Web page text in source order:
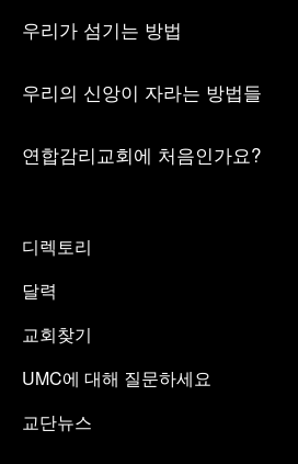
우리가 섬기는 방법
우리의 신앙이 자라는 방법들
연합감리교회에 처음인가요?
디렉토리
달력
교회찾기
UMC에 대해 질문하세요
교단뉴스